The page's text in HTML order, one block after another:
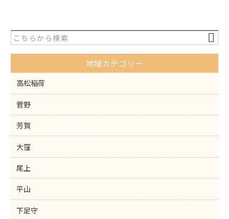
地域カテゴリー
高松稲荷
菅野
芳賀
大窪
尾上
平山
下足守